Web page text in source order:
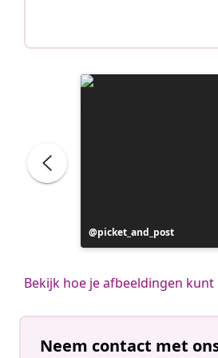
Bericht
gepubliceerd
picket_and_post
Bekijk hoe je afbeeldingen
Neem contact met